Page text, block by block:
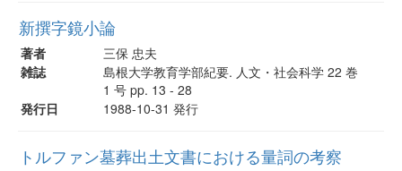
新撰字鏡小論
著者
三保 忠夫
雑誌
島根大学教育学部紀要. 人文・社会科学 22 巻
1 号 pp. 13 - 28
発行日
1988-10-31 発行
トルファン墓葬出土文書における量詞の考察